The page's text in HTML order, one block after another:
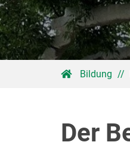
Bildung //
Der